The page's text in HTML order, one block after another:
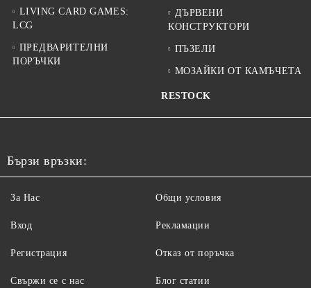
LIVING CARD GAMES:
LCG
ПРЕДВАРИТЕЛНИ
ПОРЪЧКИ
ДЪРВЕНИ
КОНСТРУКТОРИ
ПЪЗЕЛИ
МОЗАЙКИ ОТ КАМЪЧЕТА
RESTOCK
Бързи връзки:
За Нас
Вход
Регистрация
Свържи се с нас
Общи условия
Рекламации
Отказ от поръчка
Блог статии